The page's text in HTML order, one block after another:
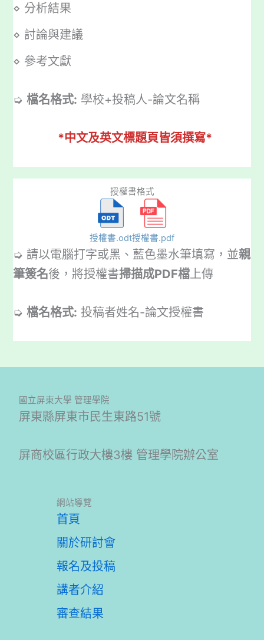
⋄ 分析結果
⋄ 討論與建議
⋄ 參考文獻
➭ 檔名格式: 學校+投稿人-論文名稱
*中文及英文標題頁皆須撰寫*
授權書格式
授權書.odt授權書.pdf
➭ 請以電腦打字或黑、藍色墨水筆填寫，並親
筆簽名後，將授權書掃描成PDF檔上傳
➭ 檔名格式: 投稿者姓名-論文授權書
國立屏東大學 管理學院
屏東縣屏東市民生東路51號
屏商校區行政大樓3樓 管理學院辦公室
網站導覽
首頁
關於研討會
報名及投稿
講者介紹
審查結果